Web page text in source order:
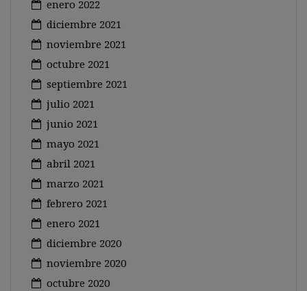
enero 2022
diciembre 2021
noviembre 2021
octubre 2021
septiembre 2021
julio 2021
junio 2021
mayo 2021
abril 2021
marzo 2021
febrero 2021
enero 2021
diciembre 2020
noviembre 2020
octubre 2020